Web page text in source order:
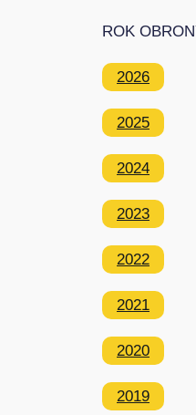
ROK
2026
2025
2024
2023
2022
2021
2020
2019